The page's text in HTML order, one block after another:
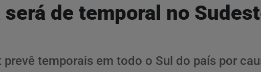
será de temporal no
prevê temporais em todo o Sul do país por